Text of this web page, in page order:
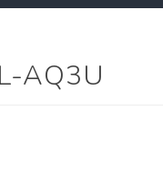
AQ3U